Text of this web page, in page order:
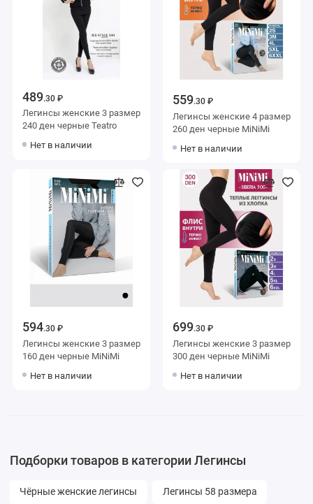
489.30 ₽
Легинсы женские 3 размер
240 ден черные Teatro
Нет в наличии
559.30 ₽
Легинсы женские 4 размер
260 ден черные MiNiMi
Нет в наличии
594.30 ₽
Легинсы женские 3 размер
160 ден черные MiNiMi
Нет в наличии
699.30 ₽
Легинсы женские 3 размер
300 ден черные MiNiMi
Нет в наличии
Подборки товаров в категории Легинсы
Чёрные женские легинсы Легинсы 58 размера